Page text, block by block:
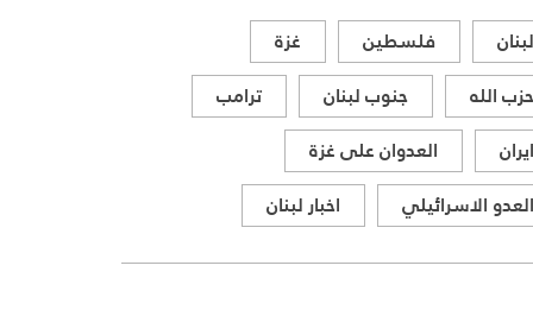
المواقف الرسمية وأبرز التطورات
ذات الصلة بالشأنين الداخلي
والإقليمي
لبنان فلسطين
غزة
حزب الله
جنوب لبنان
ترامب
ايران
العدوان على غزة
العدو الاسرائيلي
اخبار لبنان